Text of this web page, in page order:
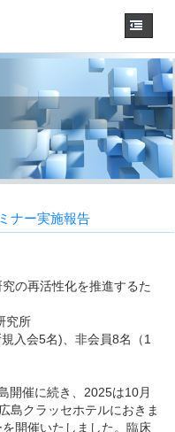
ナー実施報告
の再活性化を推進するた
究所
入会5名)、非会員8名（1
開催に続き、2025は10月
島クラッセホテルにおきま
開催いたしました。臨床